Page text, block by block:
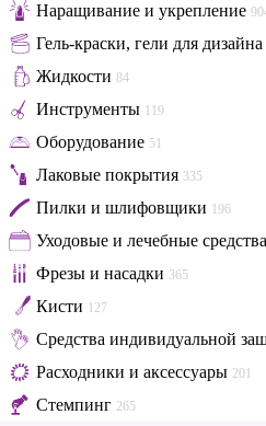
Наращивание и укрепление
Гель-краски, гели для дизайна
Жидкости 84
Инструменты 119
Оборудование 51
Лаковые покрытия 335
Пилки и шлифовщики 196
Уходовые и лечебные средства
Фрезы и насадки 365
Кисти 127
Средства индивидуальной
Расходники и аксессуары 201
Стемпинг 265